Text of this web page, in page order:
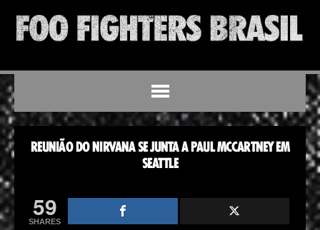
REUNIÃO DO NIRVANA SE JUNTA A PAUL MCCARTNEY EM
SEATTLE
59
SHARES